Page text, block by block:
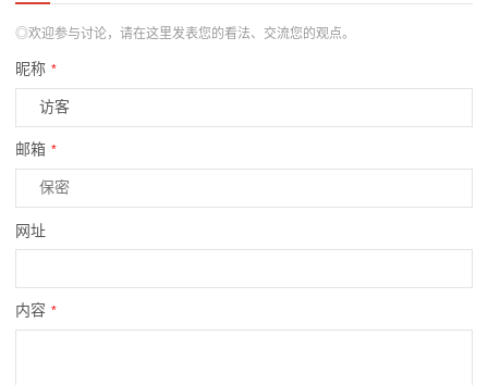
◎欢迎参与讨论，请在这里发表您的看法、交流您的观点。
昵称 *
邮箱 *
网址
内容 *